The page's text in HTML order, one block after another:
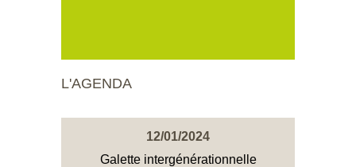
L'AGENDA
12/01/2024
Galette intergénérationnelle